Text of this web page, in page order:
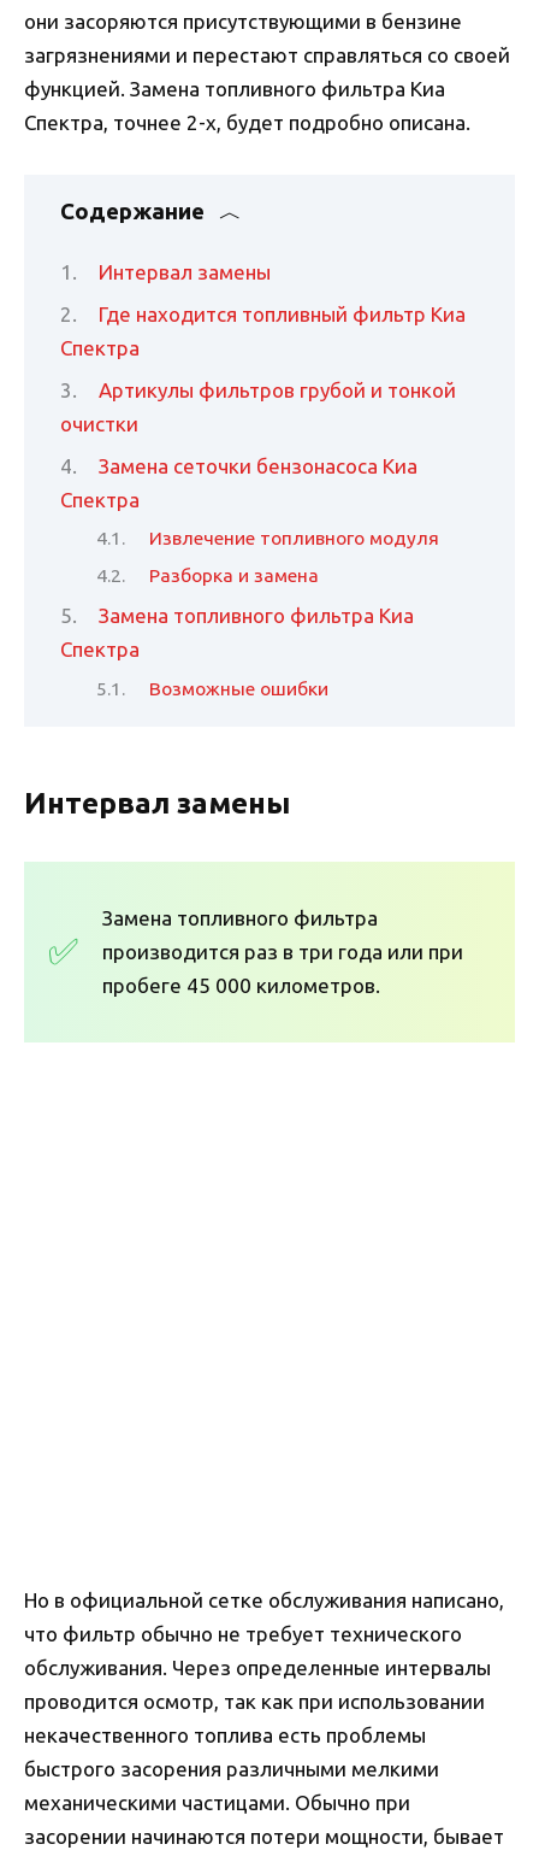
они засоряются присутствующими в бензине
загрязнениями и перестают справляться со своей
функцией. Замена топливного фильтра Киа
Спектра, точнее 2-х, будет подробно описана.
Содержание
Интервал замены
Где находится топливный фильтр Киа
Спектра
Артикулы фильтров грубой и тонкой
очистки
Замена сеточки бензонасоса Киа
Спектра
Извлечение топливного модуля
Разборка и замена
Замена топливного фильтра Киа
Спектра
Возможные ошибки
Интервал замены
Замена топливного фильтра
производится раз в три года или при
пробеге 45 000 километров.
Но в официальной сетке обслуживания написано,
что фильтр обычно не требует технического
обслуживания. Через определенные интервалы
проводится осмотр, так как при использовании
некачественного топлива есть проблемы
быстрого засорения различными мелкими
механическими частицами. Обычно при
засорении начинаются потери мощности, бывает